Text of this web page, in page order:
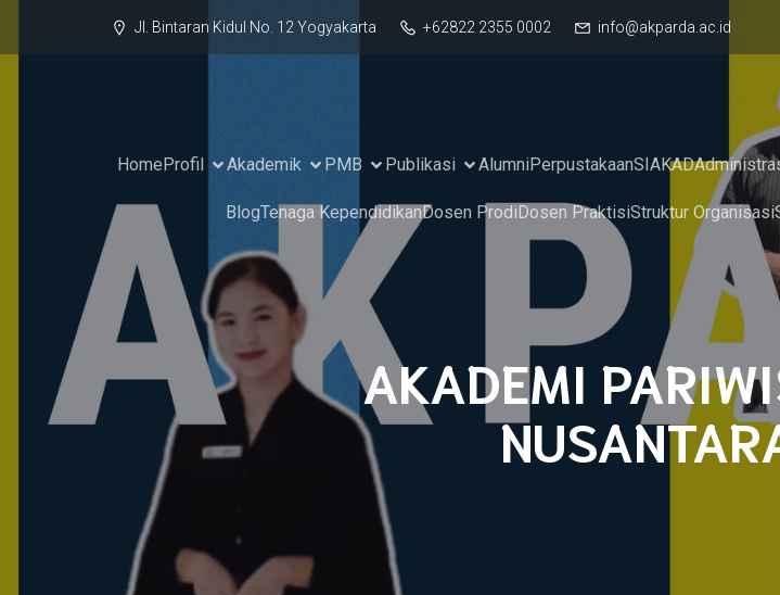
Jl. Bintaran Kidul No. 12 Yogyakarta +62822 2355 0002 info@akparda.ac.id
HomeProfil Akademik PMB Publikasi AlumniPerpustakaanSIAKAD
BlogTenaga KependidikanDosen ProdiDosen PraktisiStruktur Organisasi
AKADEMI